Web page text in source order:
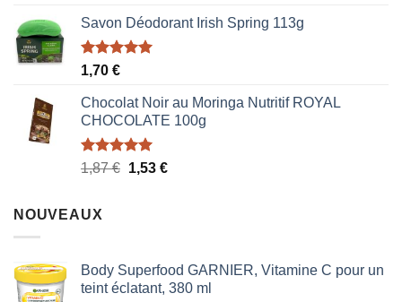
initial
était :
actuel
Savon Déodorant Irish Spring 113g
Note5.00
1,70 €
Chocolat Noir au Moringa Nutritif ROYAL
CHOCOLATE 100g
Note5.00
1,87€ Le
1,53 €Le
NOUVEAUX
Body Superfood GARNIER, Vitamine C pour un
teint éclatant, 380 ml